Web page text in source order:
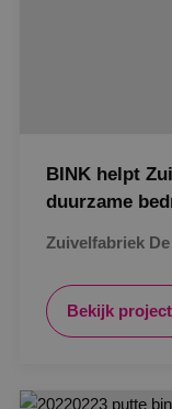
BINK helpt
duurzame
Zuivelfabriek
Bekijk project